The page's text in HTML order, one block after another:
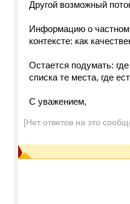
Другой возможный
Информацию о частном
контексте: как
Остается подумать:
списка те места, где
С уважением,
[Нет ответов на это